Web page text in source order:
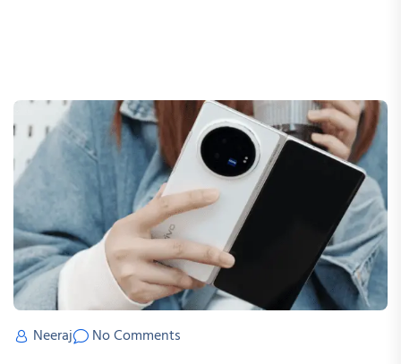
Neeraj
No Comments